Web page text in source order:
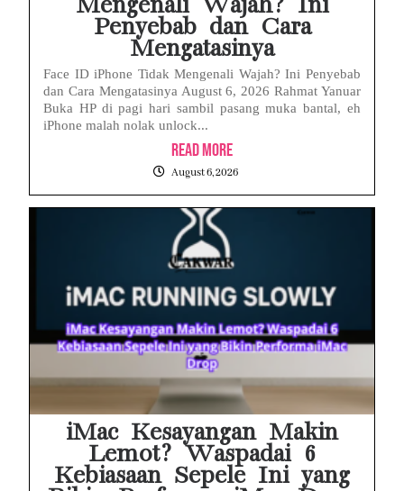
Mengenali Wajah? Ini
Penyebab dan Cara
Mengatasinya
Face ID iPhone Tidak Mengenali Wajah? Ini Penyebab
dan Cara Mengatasinya August 6, 2026 Rahmat Yanuar
Buka HP di pagi hari sambil pasang muka bantal, eh
iPhone malah nolak unlock...
Read More
August 6, 2026
iMac Kesayangan Makin
Lemot? Waspadai 6
Kebiasaan Sepele Ini yang